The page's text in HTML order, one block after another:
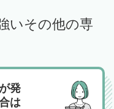
いその他の専
発
は